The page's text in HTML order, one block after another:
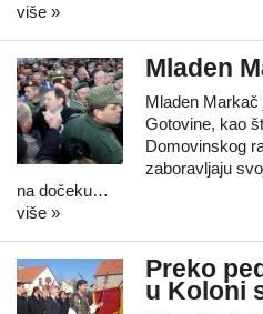
više »
Mladen
Mladen Markač
Gotovine, kao
Domovinskog
zaboravljaju
na dočeku…
više »
Preko
u Koloni